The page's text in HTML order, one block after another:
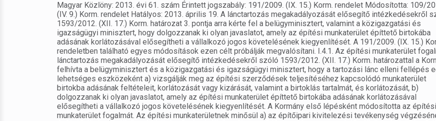
Magyar Közlöny: 2013. évi 61. szám Érintett jogszabály: 191/2009. (IX. 15.) Korm. rendelet Módosította: 109/
(IV. 9.) Korm. rendelet Hatályos: 2013. április 19. A lánctartozás megakadályozását elősegítő intézkedésekről
1593/2012. (XII. 17.) Korm. határozat 3. pontja arra kérte fel a belügyminisztert, valamint a közigazgatási és
igazságügyi minisztert, hogy dolgozzanak ki olyan javaslatot, amely az építési munkaterület építtető birtokába
adásának korlátozásával elősegítheti a vállalkozó jogos követelésének kiegyenlítését. A 191/2009. (IX. 15.)
rendeletben található egyes módosítások ezen célt próbálják megvalósítani. I.4.1. Az építési munkaterület
lánctartozás megakadályozását elősegítő intézkedésekről szóló 1593/2012. (XII. 17.) Korm. határozattal a
felhívta a belügyminisztert és a közigazgatási és igazságügyi minisztert, hogy a tartozási lánc elleni fellépés
lehetséges eszközeként a) vizsgálják meg az építési szerződések teljesítéséhez kapcsolódó munkaterület
birtokba adásának feltételeit, korlátozását vagy kizárását, valamint a birtoklás tartalmát, és korlátozását, b)
dolgozzanak ki olyan javaslatot, amely az építési munkaterület építtető birtokába adásának korlátozásával
elősegítheti a vállalkozó jogos követelésének kiegyenlítését. A Kormány első lépésként módosította az építési
munkaterület fogalmát. Az építési munkaterületnek minősül a) az építőipari kivitelezési tevékenység